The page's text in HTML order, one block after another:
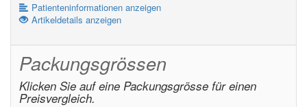
Patienteninformationen anzeigen
Artikeldetails anzeigen
Packungsgrössen
Klicken Sie auf eine Packungsgrösse für einen
Preisvergleich.